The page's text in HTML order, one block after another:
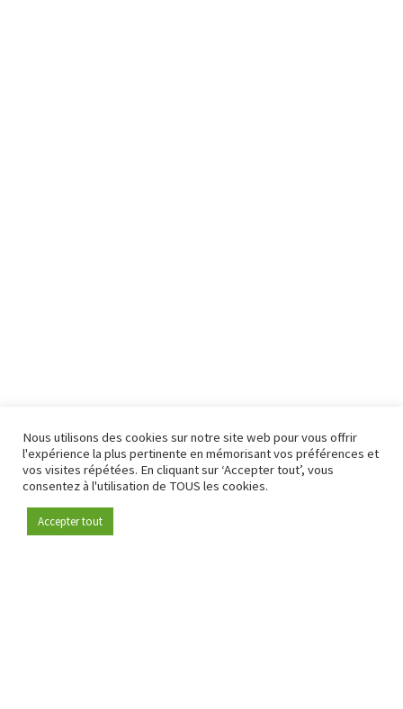
Devenez membre
Nous utilisons des cookies sur notre site web pour vous offrir
l'expérience la plus pertinente en mémorisant vos préférences et
vos visites répétées. En cliquant sur ‘Accepter tout’, vous
consentez à l'utilisation de TOUS les cookies.
Accepter tout